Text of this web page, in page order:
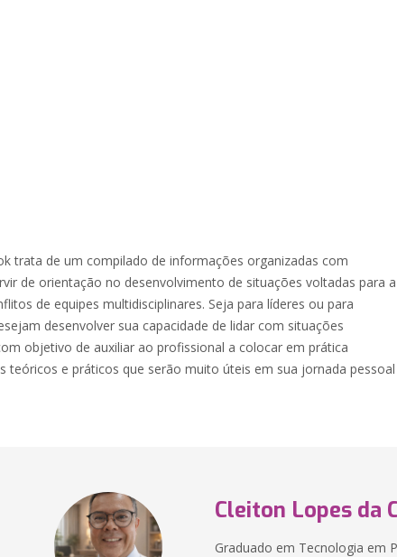
trata de um compilado de informações organizadas com
de orientação no desenvolvimento de situações voltadas para a
de equipes multidisciplinares. Seja para líderes ou para
desenvolver sua capacidade de lidar com situações
objetivo de auxiliar ao profissional a colocar em prática
teóricos e práticos que serão muito úteis em sua jornada pessoal
Cleiton Lopes da
Graduado em Tecnologia em